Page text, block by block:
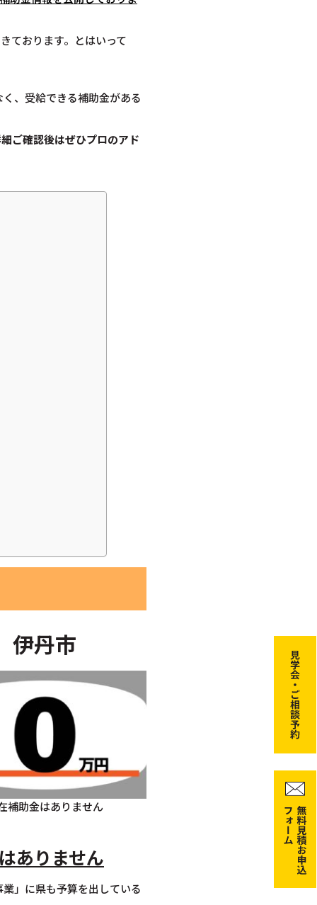
ております。とはいって
、受給できる補助金がある
ご確認後はぜひプロのアド
伊丹市
補助金はありません
ありません
」に県も予算を出している